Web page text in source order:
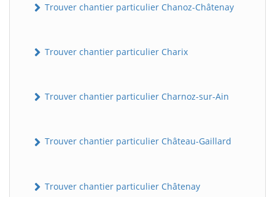
Trouver chantier particulier Chanoz-Châtenay
Trouver chantier particulier Charix
Trouver chantier particulier Charnoz-sur-Ain
Trouver chantier particulier Château-Gaillard
Trouver chantier particulier Châtenay